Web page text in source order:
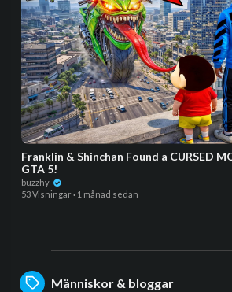
Franklin & Shinchan Found a CURSED
GTA 5!
buzzhy
53 Visningar· 1 månad sedan
Människor & bloggar